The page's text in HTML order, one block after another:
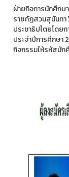
ฝ่ายกิจการนักศึกษ
ราชภัฏสวนสุนันทา
ประชาธิปไตยโดย
ประจำปีการศึกษา
กิจกรรมให้รหัสนัก